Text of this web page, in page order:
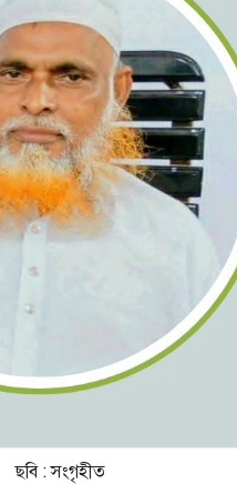
ছবি : সংগৃহীত